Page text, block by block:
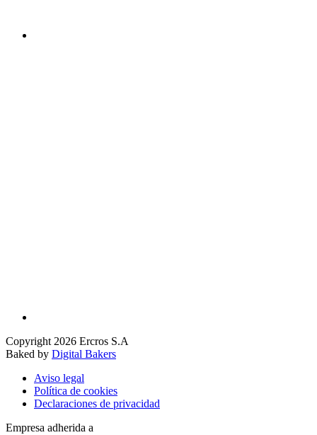
Copyright 2026 Ercros S.A
Baked by Digital Bakers
Aviso legal
Política de cookies
Declaraciones de privacidad
Empresa adherida a